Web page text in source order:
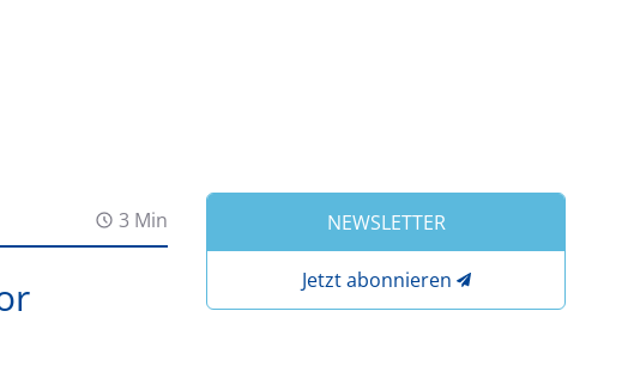
3 Min NEWSLETTER
Jetzt abonnieren